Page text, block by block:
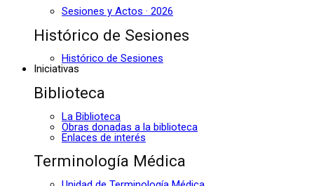
Sesiones y Actos · 2026
Histórico de Sesiones
Histórico de Sesiones
Iniciativas
Biblioteca
La Biblioteca
Obras donadas a la biblioteca
Enlaces de interés
Terminología Médica